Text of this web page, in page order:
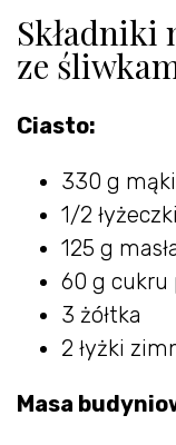
Składniki
ze
Ciasto:
330 g
1/2
125 g
60 g cukru
3 żółtka
2 łyżki
Masa